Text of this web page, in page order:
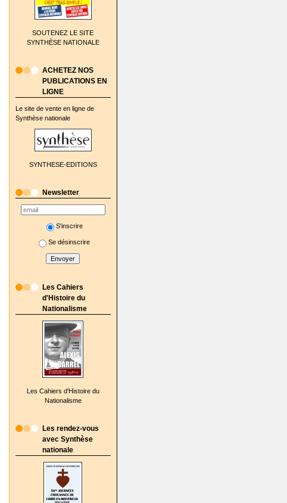
SOUTENEZ LE SITE
SYNTHÈSE NATIONALE
ACHETEZ NOS
PUBLICATIONS EN
LIGNE
Le site de vente en ligne de
Synthèse nationale
SYNTHESE-EDITIONS
Newsletter
S'inscrire
Se désinscrire
Les Cahiers
d'Histoire du
Nationalisme
Les Cahiers d'Histoire du
Nationalisme
Les rendez-vous
avec Synthèse
nationale